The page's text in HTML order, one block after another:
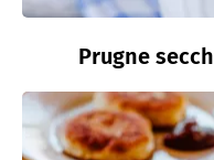
Prugne